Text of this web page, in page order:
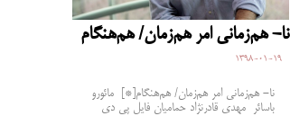
نا- هم‌زمانی امر هم‌زمان/ هم‌هنگام
1398-01-19
نا- هم‌زمانی امر هم‌زمان/ هم‌هنگام[*] مائورو
باسائر مهدی قادرنژاد حمامیان فایل پی دی